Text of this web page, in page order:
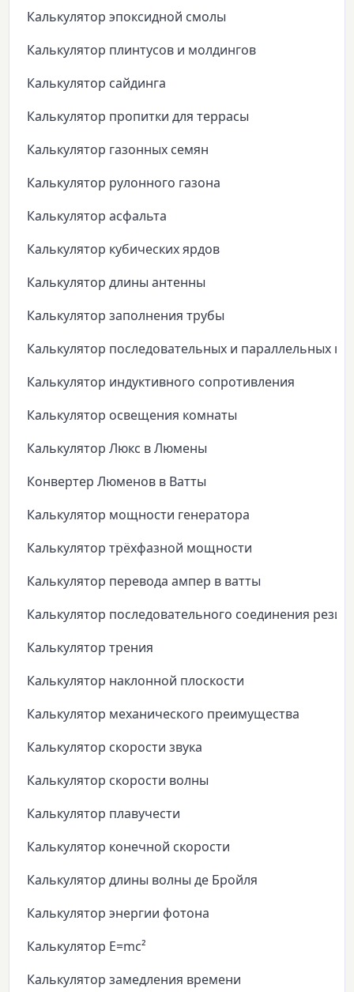
Калькулятор эпоксидной смолы
Калькулятор плинтусов и молдингов
Калькулятор сайдинга
Калькулятор пропитки для террасы
Калькулятор газонных семян
Калькулятор рулонного газона
Калькулятор асфальта
Калькулятор кубических ярдов
Калькулятор длины антенны
Калькулятор заполнения трубы
Калькулятор последовательных и параллельных
Калькулятор индуктивного сопротивления
Калькулятор освещения комнаты
Калькулятор Люкс в Люмены
Конвертер Люменов в Ватты
Калькулятор мощности генератора
Калькулятор трёхфазной мощности
Калькулятор перевода ампер в ватты
Калькулятор последовательного соединения
Калькулятор трения
Калькулятор наклонной плоскости
Калькулятор механического преимущества
Калькулятор скорости звука
Калькулятор скорости волны
Калькулятор плавучести
Калькулятор конечной скорости
Калькулятор длины волны де Бройля
Калькулятор энергии фотона
Калькулятор E=mc²
Калькулятор замедления времени